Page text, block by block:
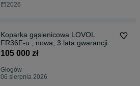
2026
Koparka gąsienicowa LOVOL
FR36F-u , nowa, 3 lata gwarancji
105 000 zł
Głogów
06 sierpnia 2026